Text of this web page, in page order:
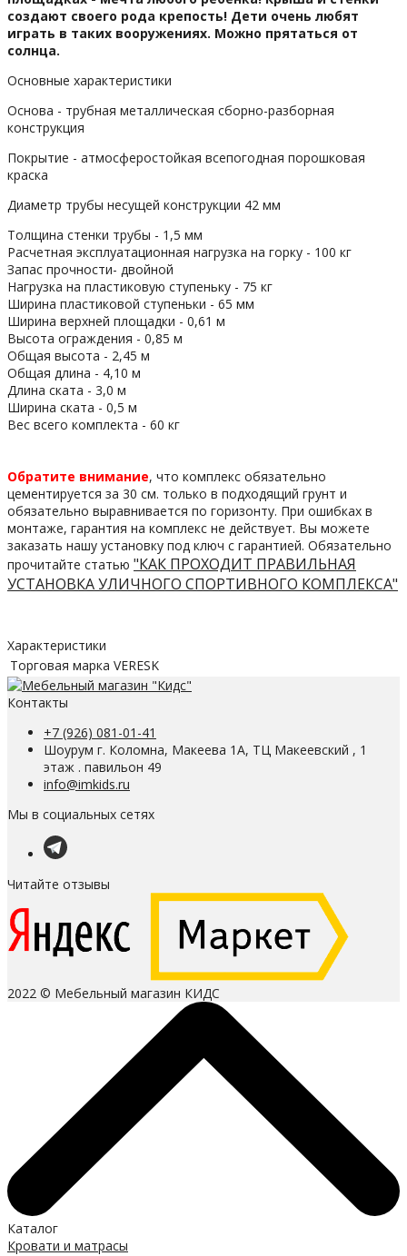
создают своего рода крепость! Дети очень любят
играть в таких вооружениях. Можно прятаться от
солнца.
Основные характеристики
Основа - трубная металлическая сборно-разборная
конструкция
Покрытие - атмосферостойкая всепогодная порошковая
краска
Диаметр трубы несущей конструкции 42 мм
Толщина стенки трубы - 1,5 мм
Расчетная эксплуатационная нагрузка на горку - 100 кг
Запас прочности- двойной
Нагрузка на пластиковую ступеньку - 75 кг
Ширина пластиковой ступеньки - 65 мм
Ширина верхней площадки - 0,61 м
Высота ограждения - 0,85 м
Общая высота - 2,45 м
Общая длина - 4,10 м
Длина ската - 3,0 м
Ширина ската - 0,5 м
Вес всего комплекта - 60 кг
Обратите внимание, что комплекс обязательно
цементируется за 30 см. только в подходящий грунт и
обязательно выравнивается по горизонту. При ошибках в
монтаже, гарантия на комплекс не действует. Вы можете
заказать нашу установку под ключ с гарантией. Обязательно
прочитайте статью "КАК ПРОХОДИТ ПРАВИЛЬНАЯ
УСТАНОВКА УЛИЧНОГО СПОРТИВНОГО КОМПЛЕКСА"
Характеристики
Торговая марка VERESK
Контакты
+7 (926) 081-01-41
Шоурум г. Коломна, Макеева 1А, ТЦ Макеевский , 1
этаж . павильон 49
info@imkids.ru
Мы в социальных сетях
Читайте отзывы
2022 © Мебельный магазин КИДС
Каталог
Кровати и матрасы